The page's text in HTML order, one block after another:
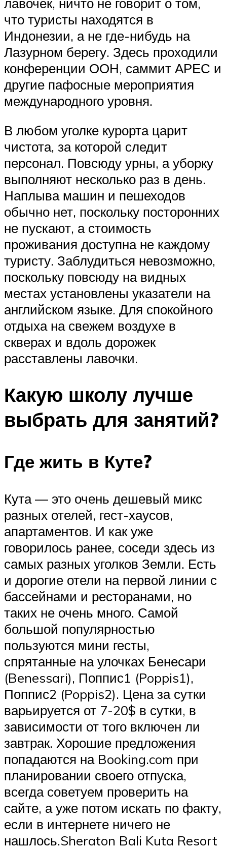
что туристы находятся в
Индонезии, а не где-нибудь на
Лазурном берегу. Здесь проходили
конференции ООН, саммит АРЕС и
другие пафосные мероприятия
международного уровня.
В любом уголке курорта царит
чистота, за которой следит
персонал. Повсюду урны, а уборку
выполняют несколько раз в день.
Наплыва машин и пешеходов
обычно нет, поскольку посторонних
не пускают, а стоимость
проживания доступна не каждому
туристу. Заблудиться невозможно,
поскольку повсюду на видных
местах установлены указатели на
английском языке. Для спокойного
отдыха на свежем воздухе в
скверах и вдоль дорожек
расставлены лавочки.
Какую школу лучше
выбрать для занятий?
Где жить в Куте?
Кута — это очень дешевый микс
разных отелей, гест-хаусов,
апартаментов. И как уже
говорилось ранее, соседи здесь из
самых разных уголков Земли. Есть
и дорогие отели на первой линии с
бассейнами и ресторанами, но
таких не очень много. Самой
большой популярностью
пользуются мини гесты,
спрятанные на улочках Бенесари
(Benessari), Поппис1 (Poppis1),
Поппис2 (Poppis2). Цена за сутки
варьируется от 7-20$ в сутки, в
зависимости от того включен ли
завтрак. Хорошие предложения
попадаются на Booking.com при
планировании своего отпуска,
всегда советуем проверить на
сайте, а уже потом искать по факту,
если в интернете ничего не
нашлось.Sheraton Bali Kuta Resort